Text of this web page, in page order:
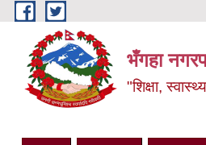
Skip to main content
भँगहा
"शिक्षा,